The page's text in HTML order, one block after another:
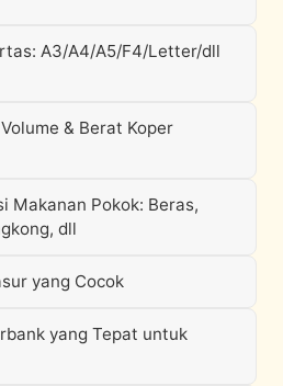
A3/A4/A5/F4/Letter/dll
& Berat Koper
Makanan Pokok: Beras,
dll
yang Cocok
yang Tepat untuk